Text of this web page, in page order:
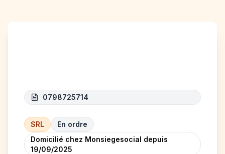
0798725714
SRL
En ordre
Domicilié chez Monsiegesocial depuis
19/09/2025